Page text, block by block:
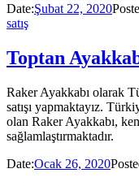
Date:Şubat 22, 2020
satış
Toptan
Raker Ayakkabı olarak
satışı yapmaktayız.
olan Raker Ayakkabı,
sağlamlaştırmaktadır.
Date:Ocak 26, 2020